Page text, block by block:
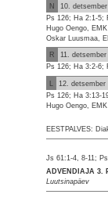
N
10. detsember
Ps 126; Ha 2:1-5;
Hugo Oengo,
Oskar Luusmaa,
R
11. detsember
Ps 126; Ha 3:2-6;
12. detsember
Ps 126; Ha 3:13-
Hugo Oengo,
EESTPALVES:
Js 61:1-4, 8-11;
ADVENDIAJA 3.
Luutsinapäev